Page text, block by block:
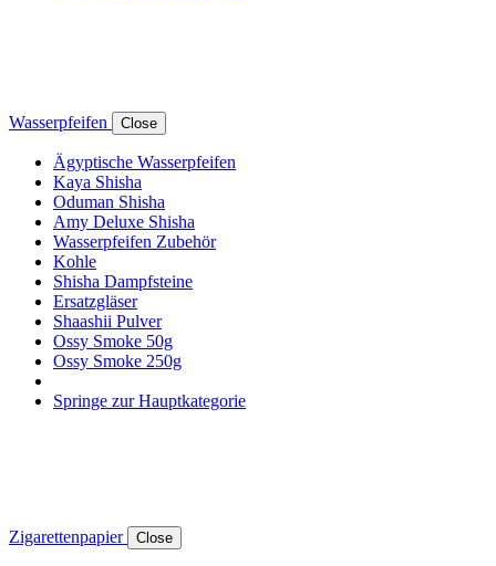
Wasserpfeifen Close
Ägyptische Wasserpfeifen
Kaya Shisha
Oduman Shisha
Amy Deluxe Shisha
Wasserpfeifen Zubehör
Kohle
Shisha Dampfsteine
Ersatzgläser
Shaashii Pulver
Ossy Smoke 50g
Ossy Smoke 250g
Springe zur Hauptkategorie
Zigarettenpapier Close